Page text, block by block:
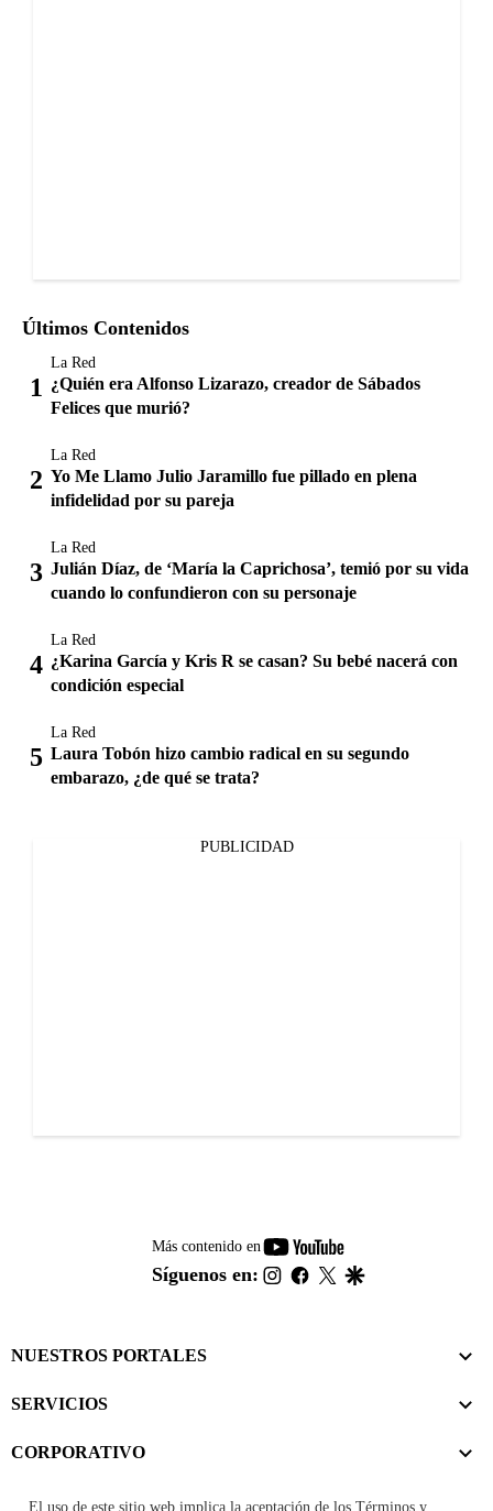
Últimos Contenidos
La Red
¿Quién era Alfonso Lizarazo, creador de Sábados
Felices que murió?
La Red
Yo Me Llamo Julio Jaramillo fue pillado en plena
infidelidad por su pareja
La Red
Julián Díaz, de ‘María la Caprichosa’, temió por su vida
cuando lo confundieron con su personaje
La Red
¿Karina García y Kris R se casan? Su bebé nacerá con
condición especial
La Red
Laura Tobón hizo cambio radical en su segundo
embarazo, ¿de qué se trata?
PUBLICIDAD
Más contenido en
youtube-
footer
Síguenos en: instagram
facebook
twitter
NUESTROS PORTALES
SERVICIOS
CORPORATIVO
El uso de este sitio web implica la aceptación de los Términos y